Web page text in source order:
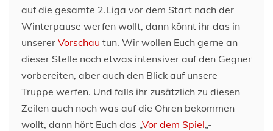
auf die gesamte 2.Liga vor dem Start nach der
Winterpause werfen wollt, dann könnt ihr das in
unserer Vorschau tun. Wir wollen Euch gerne an
dieser Stelle noch etwas intensiver auf den Gegner
vorbereiten, aber auch den Blick auf unsere
Truppe werfen. Und falls ihr zusätzlich zu diesen
Zeilen auch noch was auf die Ohren bekommen
wollt, dann hört Euch das „Vor dem Spiel„-